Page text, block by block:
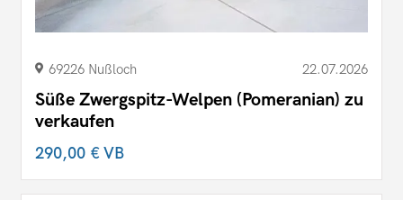
69226 Nußloch 22.07.2026
Süße Zwergspitz-Welpen (Pomeranian) zu
verkaufen
290,00 €VB